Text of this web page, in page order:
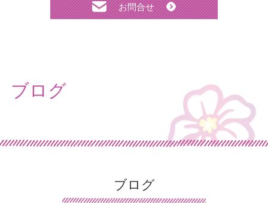
お問合せ
診療メニュー・料金
求人について
ブログ
ブログ
ブログ